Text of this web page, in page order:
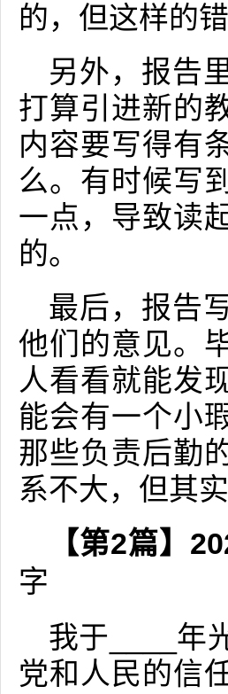
的，但这样的
另外，报告
打算引进新的
内容要写得有
么。有时候写
一点，导致读
的。
最后，报告
他们的意见。
人看看就能发
能会有一个小
那些负责后勤
系不大，但其
【第2篇】
字
我于____年
党和人民的信